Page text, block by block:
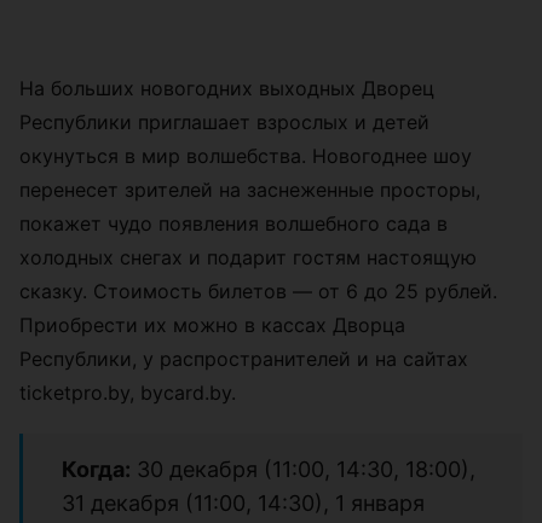
На больших новогодних выходных Дворец
Республики приглашает взрослых и детей
окунуться в мир волшебства. Новогоднее шоу
перенесет зрителей на заснеженные просторы,
покажет чудо появления волшебного сада в
холодных снегах и подарит гостям настоящую
сказку. Стоимость билетов — от 6 до 25 рублей.
Приобрести их можно в кассах Дворца
Республики, у распространителей и на сайтах
ticketpro.by, bycard.by.
Когда: 30 декабря (11:00, 14:30, 18:00),
31 декабря (11:00, 14:30), 1 января